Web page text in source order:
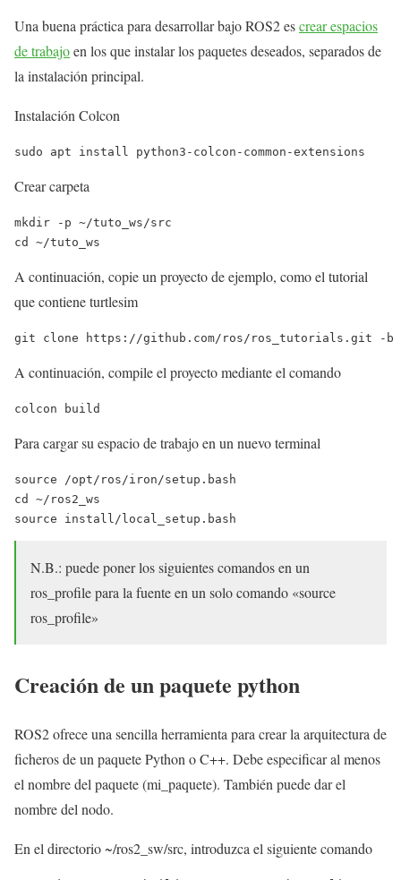
Una buena práctica para desarrollar bajo ROS2 escrear espacios
de trabajoen los que instalar los paquetes deseados, separados de
la instalación principal.
Instalación Colcon
sudo apt install python3-colcon-common-extensions
Crear carpeta
mkdir -p ~/tuto_ws/src
cd ~/tuto_ws
A continuación, copie un proyecto de ejemplo, como el tutorial
que contiene turtlesim
git clone https://github.com/ros/ros_tutorials.git -b
A continuación, compile el proyecto mediante el comando
colcon build
Para cargar su espacio de trabajo en un nuevo terminal
source /opt/ros/iron/setup.bash
cd ~/ros2_ws
source install/local_setup.bash
N.B.: puede poner los siguientes comandos en un
ros_profile para la fuente en un solo comando «source
ros_profile»
Creación de un paquete python
ROS2 ofrece una sencilla herramienta para crear la arquitectura de
ficheros de un paquete Python o C++. Debe especificar al menos
el nombre del paquete (mi_paquete). También puede dar el
nombre del nodo.
En el directorio ~/ros2_sw/src, introduzca el siguiente comando